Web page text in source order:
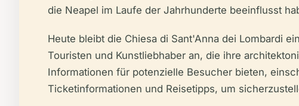
die Neapel im Laufe der Jahrhunderte beeinflusst
Heute bleibt die Chiesa di Sant'Anna dei Lombardi
Touristen und Kunstliebhaber an, die ihre
Informationen für potenzielle Besucher bieten,
Ticketinformationen und Reisetipps, um